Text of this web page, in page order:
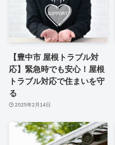
【豊中市 屋根トラブル対
応】緊急時でも安心！屋根
トラブル対応で住まいを守
る
2025年2月14日